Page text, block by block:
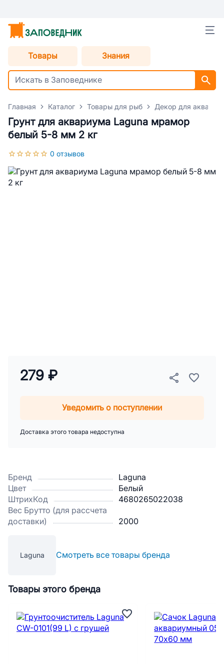
Товары Знания
Главная Каталог Товары для рыб Декор для
Грунт для аквариума Laguna мрамор
белый 5-8 мм 2 кг
0 отзывов
Бренд
Laguna
Цвет
Белый
ШтрихКод
4680265022038
Вес Брутто (для рассчета
доставки)
2000
Laguna Смотреть все товары бренда
279 ₽
Уведомить о поступлении
Доставка этого товара недоступна
Товары этого бренда